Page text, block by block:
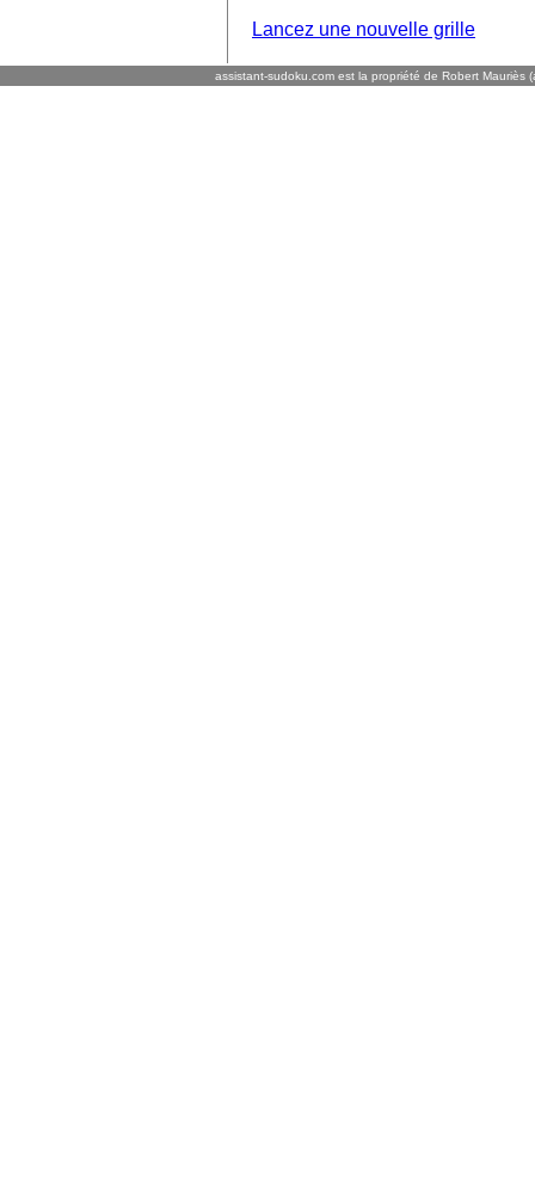
Lancez une nouvelle grille
assistant-sudoku.com est la propriété de Robert Mauriès